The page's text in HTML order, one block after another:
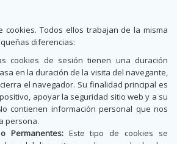
cookies. Todos ellos trabajan de la misma
diferencias:
cookies de sesión tienen una duración
en la duración de la visita del navegante,
el navegador. Su finalidad principal es
apoyar la seguridad sitio web y a su
contienen información personal que nos
persona.
Permanentes: Este tipo de cookies se